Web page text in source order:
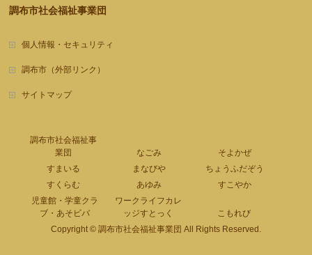
調布市社会福祉事業団
個人情報・セキュリティ
調布市（外部リンク）
サイトマップ
調布市社会福祉事
業団
なごみ
そよかぜ
すまいる
まなびや
ちょうふだぞう
すくらむ
あゆみ
すこやか
児童館・学童クラ
ブ・あそビバ
ワークライフカレ
ッジすとっく
こもれび
Copyright © 調布市社会福祉事業団 All Rights Reserved.